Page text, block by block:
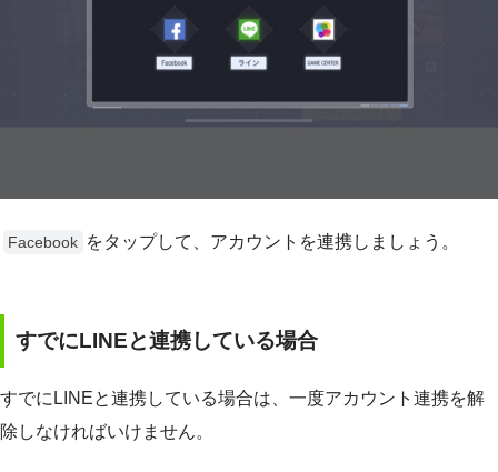
Facebook をタップして、アカウントを連携しましょう。
すでにLINEと連携している場合
すでにLINEと連携している場合は、一度アカウント連携を解
除しなければいけません。